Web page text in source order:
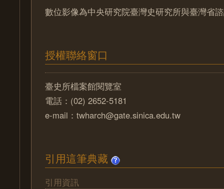
數位影像為中央研究院臺灣史研究所與臺灣省
授權聯絡窗口
臺史所檔案館閱覽室
電話：(02) 2652-5181
e-mail：twharch@gate.sinica.edu.tw
引用這筆典藏
引用資訊